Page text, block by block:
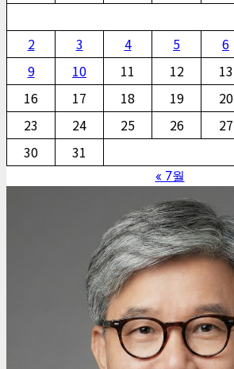
2
3 4 5 6
9
10 11 12 13
16
17 18 19 20
23
24 25 26 27
30
31
« 7월